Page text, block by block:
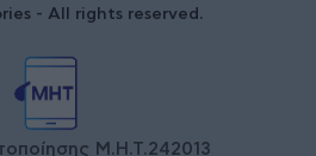
- All rights reserved.
Μ.Η.Τ.242013